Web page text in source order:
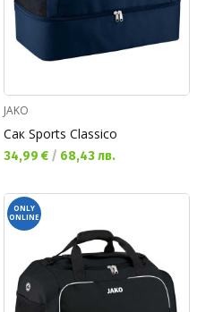
JAKO
Сак Sports Classico
Текуща цена:
34,99 € / 68,43 лв.
ONLY
ONLINE